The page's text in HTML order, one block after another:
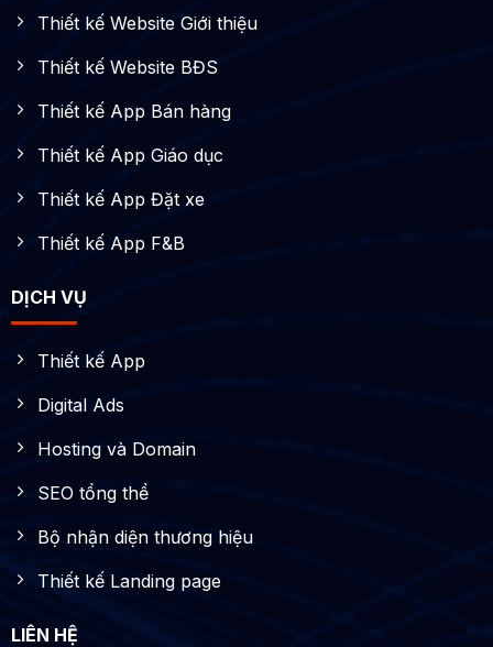
Thiết kế Website Giới thiệu
Thiết kế Website BĐS
Thiết kế App Bán hàng
Thiết kế App Giáo dục
Thiết kế App Đặt xe
Thiết kế App F&B
DỊCH VỤ
Thiết kế App
Digital Ads
Hosting và Domain
SEO tổng thể
Bộ nhận diện thương hiệu
Thiết kế Landing page
LIÊN HỆ